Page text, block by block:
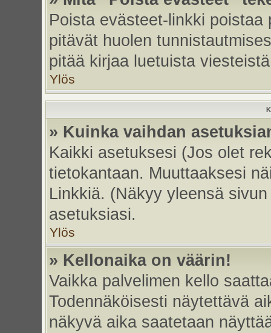
Poista evästeet-linkki
pitävät huolen
pitää kirjaa luetuista
Ylös
» Kuinka vaihdan
Kaikki asetuksesi (Jos olet
tietokantaan. Muuttaaksesi
Linkkiä. (Näkyy yleensä
asetuksiasi.
Ylös
» Kellonaika on väärin!
Vaikka palvelimen kello
Todennäköisesti näytettävä
näkyvä aika saatetaan